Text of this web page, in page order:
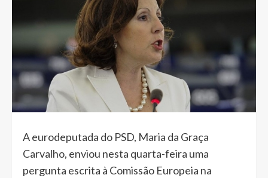
A eurodeputada do PSD, Maria da Graça
Carvalho, enviou nesta quarta-feira uma
pergunta escrita à Comissão Europeia na